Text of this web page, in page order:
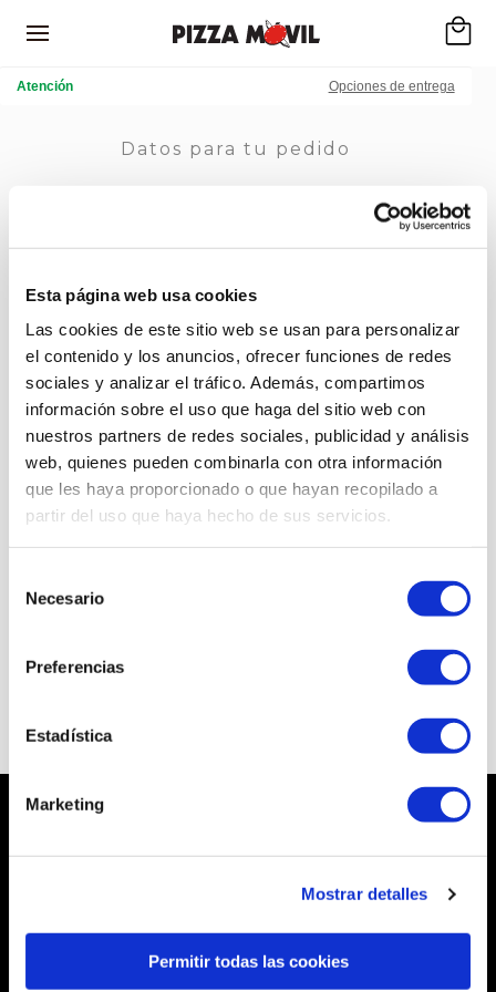
Esta página web usa cookies
Las cookies de este sitio web se usan para personalizar
el contenido y los anuncios, ofrecer funciones de redes
sociales y analizar el tráfico. Además, compartimos
información sobre el uso que haga del sitio web con
nuestros partners de redes sociales, publicidad y análisis
web, quienes pueden combinarla con otra información
que les haya proporcionado o que hayan recopilado a
partir del uso que haya hecho de sus servicios.
Necesario
Preferencias
Estadística
Marketing
Mostrar detalles
Permitir todas las cookies
Atención Opciones de entrega
Datos para tu pedido
Recoger
Localiza tu tienda
Ciudad (sin el artículo; Ej. Coruña en lugar de A
Coruña):